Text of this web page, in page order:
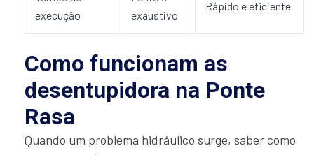
execução
exaustivo
Rápido e eficiente
Como funcionam as
desentupidora na Ponte
Rasa
Quando um problema hidráulico surge, saber como